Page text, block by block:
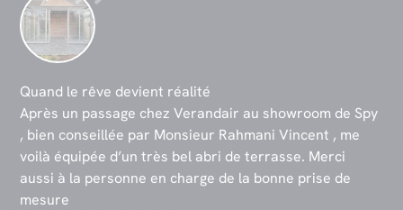
Quand le rêve devient réalité
Après un passage chez Verandair au showroom de Spy
, bien conseillée par Monsieur Rahmani Vincent , me
voilà équipée d’un très bel abri de terrasse. Merci
aussi à la personne en charge de la bonne prise de
mesure